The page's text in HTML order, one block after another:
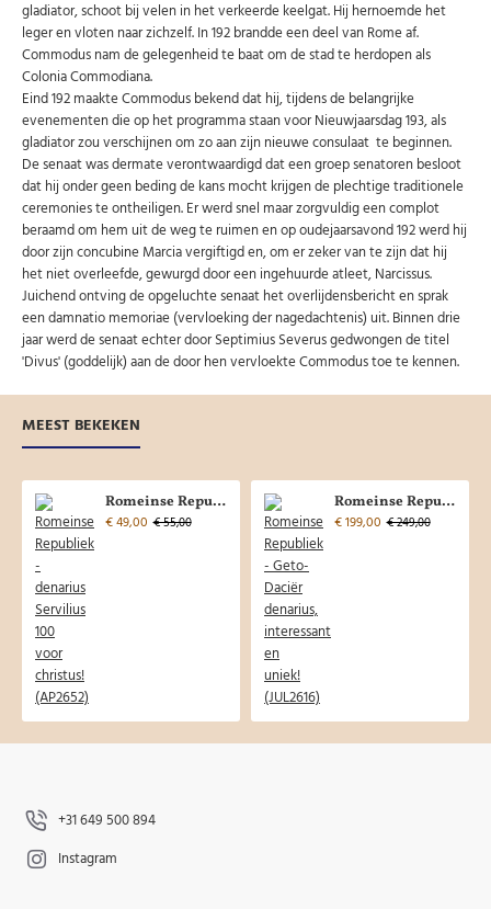
gladiator, schoot bij velen in het verkeerde keelgat. Hij hernoemde het
leger en vloten naar zichzelf. In 192 brandde een deel van Rome af.
Commodus nam de gelegenheid te baat om de stad te herdopen als
Colonia Commodiana.
Eind 192 maakte Commodus bekend dat hij, tijdens de belangrijke
evenementen die op het programma staan voor Nieuwjaarsdag 193, als
gladiator zou verschijnen om zo aan zijn nieuwe consulaat te beginnen.
De senaat was dermate verontwaardigd dat een groep senatoren besloot
dat hij onder geen beding de kans mocht krijgen de plechtige traditionele
ceremonies te ontheiligen. Er werd snel maar zorgvuldig een complot
beraamd om hem uit de weg te ruimen en op oudejaarsavond 192 werd hij
door zijn concubine Marcia vergiftigd en, om er zeker van te zijn dat hij
het niet overleefde, gewurgd door een ingehuurde atleet, Narcissus.
Juichend ontving de opgeluchte senaat het overlijdensbericht en sprak
een damnatio memoriae (vervloeking der nagedachtenis) uit. Binnen drie
jaar werd de senaat echter door Septimius Severus gedwongen de titel
'Divus' (goddelijk) aan de door hen vervloekte Commodus toe te kennen.
MEEST BEKEKEN
Romeinse Republiek - denarius Servilius 100 voor christus! (AP2652)
€ 49,00 € 55,00
Romeinse Republiek - Geto-Daciër denarius, interessant en uniek! (JUL2616)
€ 199,00 € 249,00
+31 649 500 894
Instagram